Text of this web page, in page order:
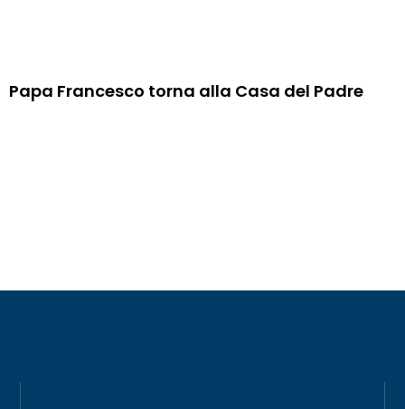
Papa Francesco torna alla Casa del Padre